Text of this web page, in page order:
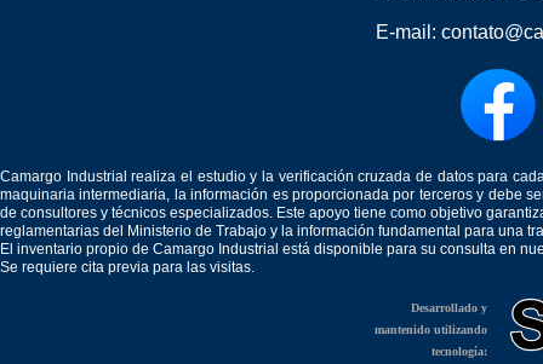
E-mail:
Camargo Industrial realiza el estudio y la verificación cruzada de datos para
maquinaria intermediaria, la información es proporcionada por terceros y debe
de consultores y técnicos especializados. Este apoyo tiene como objetivo
reglamentarias del Ministerio de Trabajo y la información fundamental para una
El inventario propio de Camargo Industrial está disponible para su consulta en
Se requiere cita previa para las visitas.
Desarrollado y
mantenido utilizando
tecnología: